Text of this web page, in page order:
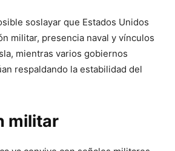
soslayar que Estados Unidos
militar, presencia naval y vínculos
mientras varios gobiernos
respaldando la estabilidad del
militar